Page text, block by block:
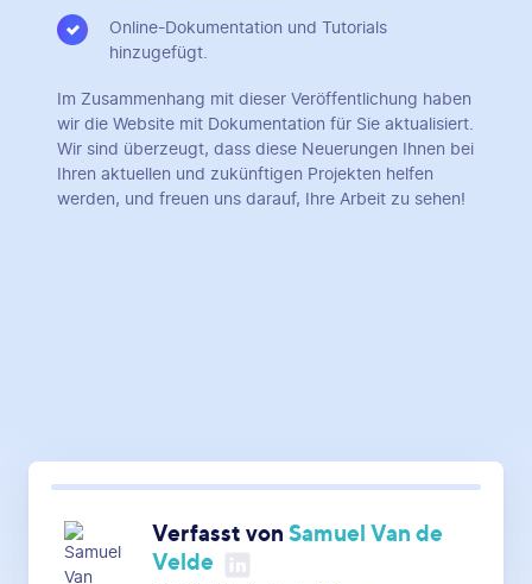
Online-Dokumentation und Tutorials
hinzugefügt.
Im Zusammenhang mit dieser Veröffentlichung haben
wir die Website mit Dokumentation für Sie aktualisiert.
Wir sind überzeugt, dass diese Neuerungen Ihnen bei
Ihren aktuellen und zukünftigen Projekten helfen
werden, und freuen uns darauf, Ihre Arbeit zu sehen!
Verfasst vonSamuel Van de
Velde